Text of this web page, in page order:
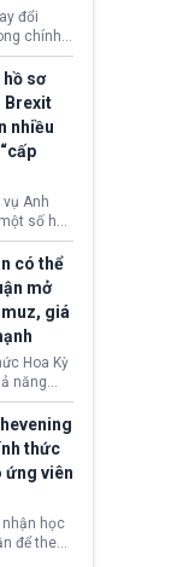
thống
chính
thống
thang
đổi
chính
New
mở ra
nhiều
cư. Từ
viêm
gan C
mặc
ứng tiêu
chỉ vì
nộp hồ
sơ
Brexit
nhiều
vụ Anh
số hồ
trình
-
định
được cấp
hậu
lẫn”.
dấy
thực
Rút khỏi
Âu
có thể
mở
giá
Hoa Kỳ
năng
với
lại eo biển
cho
hoạt
Những
tích
tác động
năng
thế
thức
ứng viên
nhận học
để theo